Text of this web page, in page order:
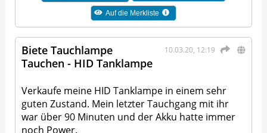
Auf die Merkliste
10.03.20, 12:19
Biete Tauchlampe
Tauchen - HID Tanklampe
Verkaufe meine HID Tanklampe in einem sehr
guten Zustand. Mein letzter Tauchgang mit ihr
war über 90 Minuten und der Akku hatte immer
noch Power.